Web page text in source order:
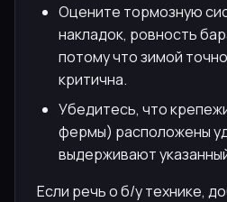
Оцените тормозную
накладок, ровность
потому что зимой
критична.
Убедитесь, что
фермы) расположены
выдерживают
Если речь о б/у технике,